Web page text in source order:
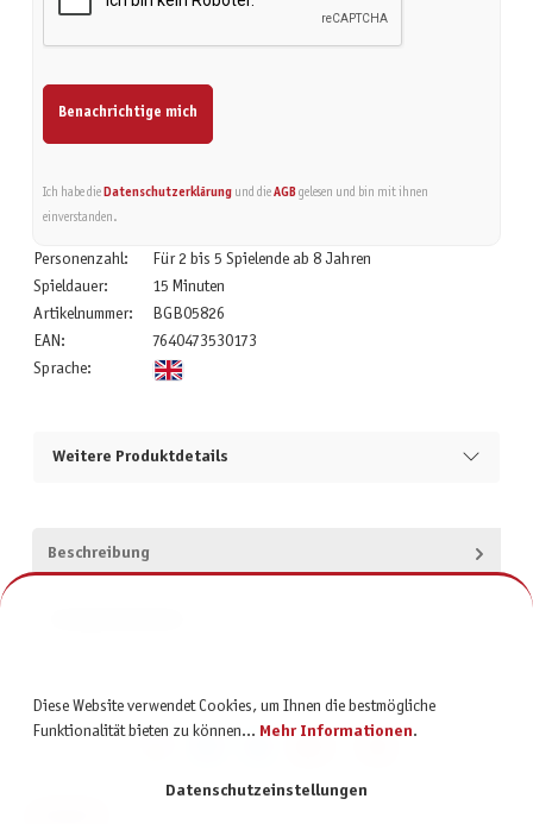
Benachrichtige mich
Ich habe die Datenschutzerklärungund die AGBgelesen und bin mit ihnen
einverstanden.
Personenzahl:
Für 2 bis 5 Spielende ab 8 Jahren
Spieldauer:
15 Minuten
Artikelnummer:
BGB05826
EAN:
7640473530173
Sprache:
Weitere Produktdetails
Beschreibung
Diese Website verwendet Cookies, um Ihnen die bestmögliche
Funktionalität bieten zu können... Mehr Informationen.
Datenschutzeinstellungen